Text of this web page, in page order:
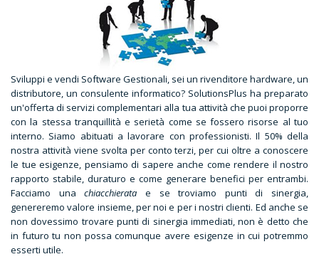
Sviluppi e vendi Software Gestionali, sei un rivenditore hardware, un
distributore, un consulente informatico? SolutionsPlus ha preparato
un'offerta di servizi complementari alla tua attività che puoi proporre
con la stessa tranquillità e serietà come se fossero risorse al tuo
interno. Siamo abituati a lavorare con professionisti. Il 50% della
nostra attività viene svolta per conto terzi, per cui oltre a conoscere
le tue esigenze, pensiamo di sapere anche come rendere il nostro
rapporto stabile, duraturo e come generare benefici per entrambi.
Facciamo unachiacchierata e se troviamo punti di sinergia,
genereremo valore insieme, per noi e per i nostri clienti. Ed anche se
non dovessimo trovare punti di sinergia immediati, non è detto che
in futuro tu non possa comunque avere esigenze in cui potremmo
esserti utile.